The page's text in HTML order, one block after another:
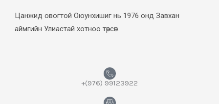
Цанжид овогтой Оюунхишиг нь 1976 онд Завхан
аймгийн Улиастай хотноо төрсөн.
+(976) 99123922